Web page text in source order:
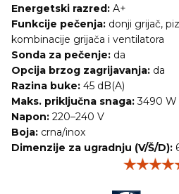
Energetski razred: A+
Funkcije pečenja: donji grijač,
kombinacije grijača i ventilatora
Sonda za pečenje: da
Opcija brzog zagrijavanja: da
Razina buke: 45 dB(A)
Maks. priključna snaga:3490 W
Napon: 220–240 V
Boja: crna/inox
Dimenzije za ugradnju (V/Š/D):